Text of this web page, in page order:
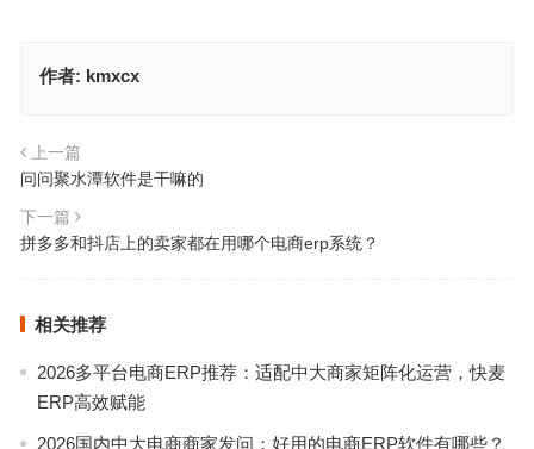
作者: kmxcx
上一篇
问问聚水潭软件是干嘛的
下一篇
拼多多和抖店上的卖家都在用哪个电商erp系统？
相关推荐
2026多平台电商ERP推荐：适配中大商家矩阵化运营，快麦
ERP高效赋能
2026国内中大电商商家发问：好用的电商ERP软件有哪些？